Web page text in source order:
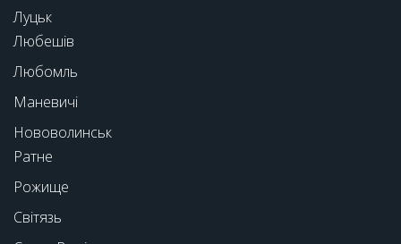
Луцьк
Любешів
Любомль
Маневичі
Нововолинськ
Ратне
Рожище
Світязь